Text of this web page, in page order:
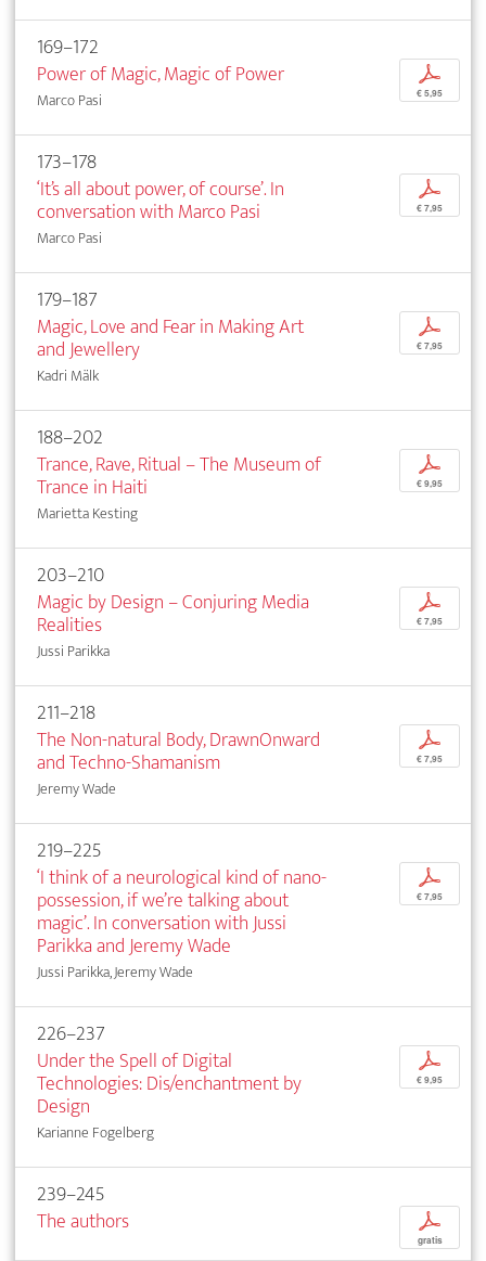
169–172
Power of Magic, Magic of Power
Marco Pasi
p
€ 5,95
173–178
‘It’s all about power, of course’. In
conversation with Marco Pasi
Marco Pasi
p
€ 7,95
179–187
Magic, Love and Fear in Making Art
and Jewellery
Kadri Mälk
p
€ 7,95
188–202
Trance, Rave, Ritual – The Museum of
Trance in Haiti
Marietta Kesting
p
€ 9,95
203–210
Magic by Design – Conjuring Media
Realities
Jussi Parikka
p
€ 7,95
211–218
The Non-natural Body, DrawnOnward
and Techno-Shamanism
Jeremy Wade
p
€ 7,95
219–225
‘I think of a neurological kind of nano-
possession, if we’re talking about
magic’. In conversation with Jussi
Parikka and Jeremy Wade
Jussi Parikka, Jeremy Wade
p
€ 7,95
226–237
Under the Spell of Digital
Technologies: Dis/enchantment by
Design
Karianne Fogelberg
p
€ 9,95
239–245
The authors
p
gratis